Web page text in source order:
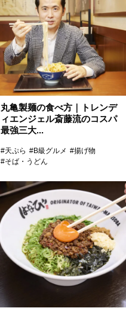
丸亀製麺の食べ方｜トレンデ
ィエンジェル斎藤流のコスパ
最強三大...
#天ぷら #B級グルメ #揚げ物
#そば・うどん